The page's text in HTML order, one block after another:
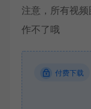
注意，所有视
作不了哦
付费下载